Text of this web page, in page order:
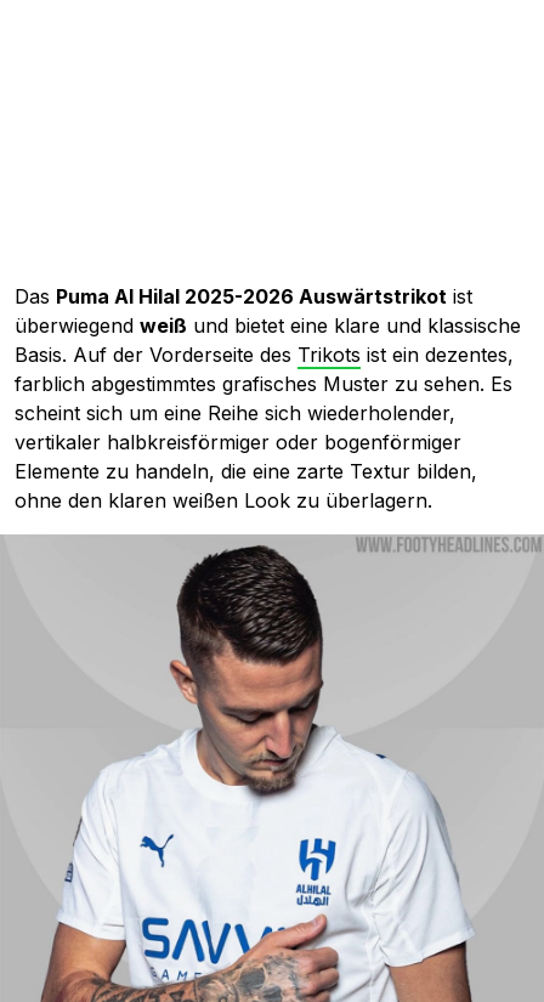
Das Puma Al Hilal 2025-2026 Auswärtstrikot ist
überwiegend weiß und bietet eine klare und klassische
Basis. Auf der Vorderseite des Trikots ist ein dezentes,
farblich abgestimmtes grafisches Muster zu sehen. Es
scheint sich um eine Reihe sich wiederholender,
vertikaler halbkreisförmiger oder bogenförmiger
Elemente zu handeln, die eine zarte Textur bilden,
ohne den klaren weißen Look zu überlagern.